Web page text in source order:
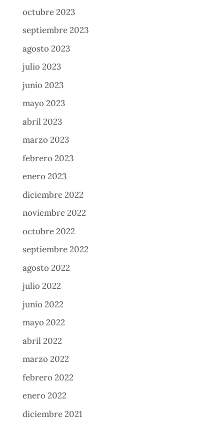
octubre 2023
septiembre 2023
agosto 2023
julio 2023
junio 2023
mayo 2023
abril 2023
marzo 2023
febrero 2023
enero 2023
diciembre 2022
noviembre 2022
octubre 2022
septiembre 2022
agosto 2022
julio 2022
junio 2022
mayo 2022
abril 2022
marzo 2022
febrero 2022
enero 2022
diciembre 2021